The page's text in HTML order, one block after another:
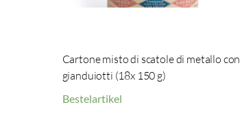
Cartone misto di scatole di metallo con
gianduiotti (18x 150 g)
Bestelartikel